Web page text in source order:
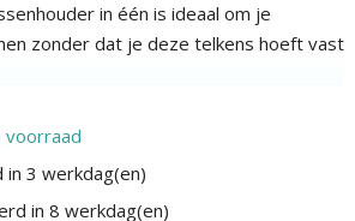
kantoor
in één is ideaal om je
zonder dat je deze telkens hoeft vast
voorraad
3 werkdag(en)
in 8 werkdag(en)